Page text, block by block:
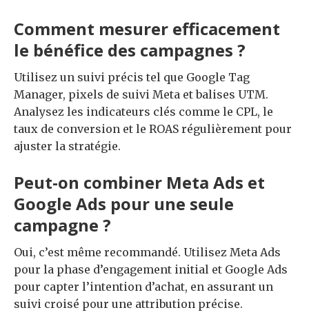
Comment mesurer efficacement
le bénéfice des campagnes ?
Utilisez un suivi précis tel que Google Tag
Manager, pixels de suivi Meta et balises UTM.
Analysez les indicateurs clés comme le CPL, le
taux de conversion et le ROAS régulièrement pour
ajuster la stratégie.
Peut-on combiner Meta Ads et
Google Ads pour une seule
campagne ?
Oui, c’est même recommandé. Utilisez Meta Ads
pour la phase d’engagement initial et Google Ads
pour capter l’intention d’achat, en assurant un
suivi croisé pour une attribution précise.